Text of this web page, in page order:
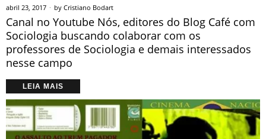
abril 23, 2017 by Cristiano Bodart
Canal no Youtube Nós, editores do Blog Café com
Sociologia buscando colaborar com os
professores de Sociologia e demais interessados
nesse campo
LEIA MAIS